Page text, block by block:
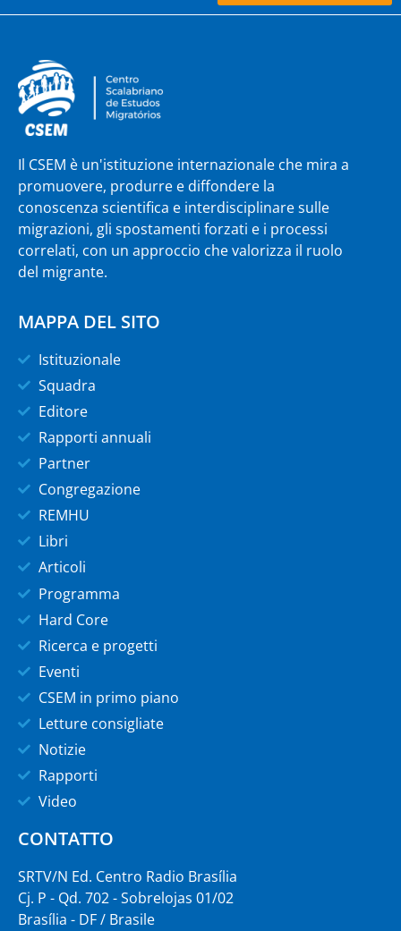
Il CSEM è un'istituzione internazionale che mira a
promuovere, produrre e diffondere la
conoscenza scientifica e interdisciplinare sulle
migrazioni, gli spostamenti forzati e i processi
correlati, con un approccio che valorizza il ruolo
del migrante.
MAPPA DEL SITO
Istituzionale
Squadra
Editore
Rapporti annuali
Partner
Congregazione
REMHU
Libri
Articoli
Programma
Hard Core
Ricerca e progetti
Eventi
CSEM in primo piano
Letture consigliate
Notizie
Rapporti
Video
CONTATTO
SRTV/N Ed. Centro Radio Brasília
Cj. P - Qd. 702 - Sobrelojas 01/02
Brasília - DF / Brasile